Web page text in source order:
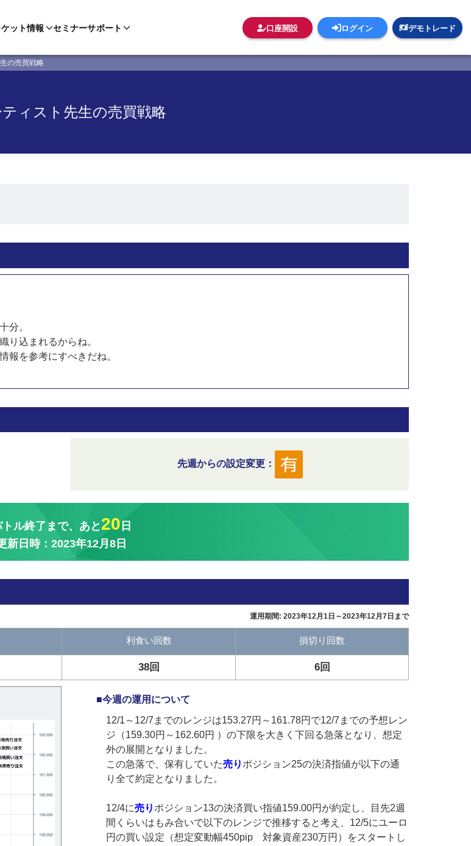
ット情報 セミナーサポート 口座開設 ログイン デモトレード
の売買戦略
ィスト先生の売買戦略
分。
り込まれるからね。
報を参考にすべきだね。
先週からの設定変更：
トル終了まで、あと20 日
新日時：2023年12月8日
運用期間: 2023年12月1日～2023年12月7日まで
利食い回数
38回
損切り回数
6回
■今週の運用について
12/1～12/7までのレンジは153.27円～161.78円で12/7までの予想レン
ジ（159.30円～162.60円 ）の下限を大きく下回る急落となり、想定
外の展開となりました。
この急落で、保有していた売り ポジション25の決済指値が以下の通
り全て約定となりました。
12/4に売り ポジション13の決済買い指値159.00円が約定し、目先2週
間くらいはもみ合いで以下のレンジで推移すると考え、12/5にユーロ
円の買い設定（想定変動幅450pip 対象資産230万円）をスタートし